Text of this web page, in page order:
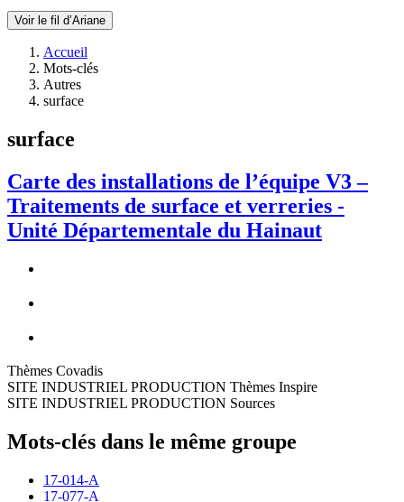
Voir le fil d’Ariane
Accueil
Mots-clés
Autres
surface
surface
Carte des installations de l’équipe V3 –
Traitements de surface et verreries -
Unité Départementale du Hainaut
Thèmes Covadis
SITE INDUSTRIEL PRODUCTION Thèmes Inspire
SITE INDUSTRIEL PRODUCTION Sources
Mots-clés dans le même groupe
17-014-A
17-077-A